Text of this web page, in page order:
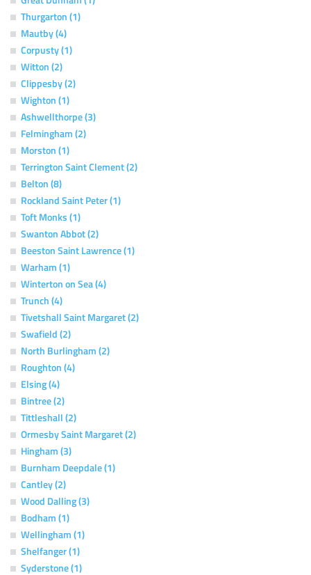
Thurgarton (1)
Mautby (4)
Corpusty (1)
Witton (2)
Clippesby (2)
Wighton (1)
Ashwellthorpe (3)
Felmingham (2)
Morston (1)
Terrington Saint Clement (2)
Belton (8)
Rockland Saint Peter (1)
Toft Monks (1)
Swanton Abbot (2)
Beeston Saint Lawrence (1)
Warham (1)
Winterton on Sea (4)
Trunch (4)
Tivetshall Saint Margaret (2)
Swafield (2)
North Burlingham (2)
Roughton (4)
Elsing (4)
Bintree (2)
Tittleshall (2)
Ormesby Saint Margaret (2)
Hingham (3)
Burnham Deepdale (1)
Cantley (2)
Wood Dalling (3)
Bodham (1)
Wellingham (1)
Shelfanger (1)
Syderstone (1)